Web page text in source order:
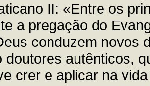
II: «Entre os
a pregação do
conduzem novos
doutores autênticos,
crer e aplicar na